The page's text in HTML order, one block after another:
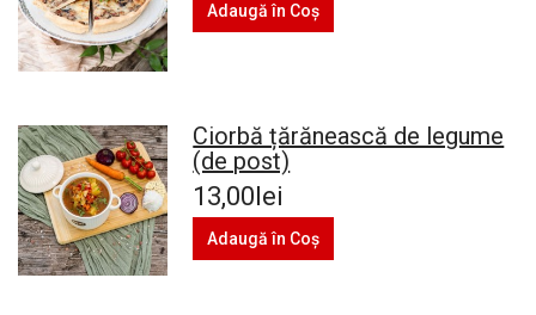
Adaugă în Coş
Ciorbă țărănească de legume
(de post)
13,00lei
Adaugă în Coş